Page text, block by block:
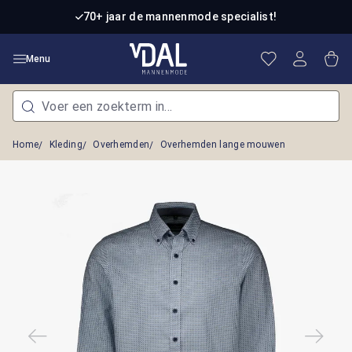
Ga naar de hoofdinhoud70+ jaar de mannenmode specialist!
Menu Je hebt 0
Home Kleding Overhemden Overhemden lange mouwen